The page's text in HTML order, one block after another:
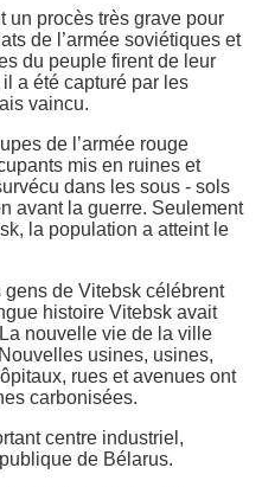
un procès très grave pour
de l’armée soviétiques et
du peuple firent de leur
a été capturé par les
vaincu.
de l’armée rouge
mis en ruines et
dans les sous - sols
avant la guerre. Seulement
la population a atteint le
de Vitebsk célébrent
histoire Vitebsk avait
nouvelle vie de la ville
usines, usines,
rues et avenues ont
carbonisées.
centre industriel,
de Bélarus.